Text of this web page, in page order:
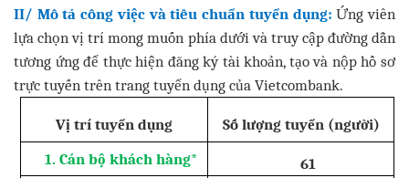
II/ Mô tả công việc và tiêu chuẩn tuyển dụng: Ứng viên
lựa chọn vị trí mong muốn phía dưới và truy cập đường dẫn
tương ứng để thực hiện đăng ký tài khoản, tạo và nộp hồ sơ
trực tuyến trên trang tuyển dụng của Vietcombank.
Vị trí tuyển dụng
Số lượng tuyển (người)
1. Cán bộ khách hàng*
61